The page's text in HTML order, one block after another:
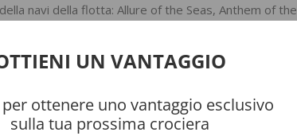
navi della flotta: Allure of the Seas, Anthem of the
the Seas, Grandeur of the Seas, Jewel of the Seas,
tecnologica tra le compagnie in mare offrendo ai suoi
cose mai viste prima a bordo di una nave da
UN VANTAGGIO
ottenere uno vantaggio esclusivo
sulla tua prossima crociera